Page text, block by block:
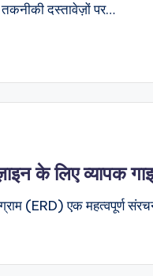
दस्तावेज़ों पर…
के लिए व्यापक
(ERD) एक महत्वपूर्ण